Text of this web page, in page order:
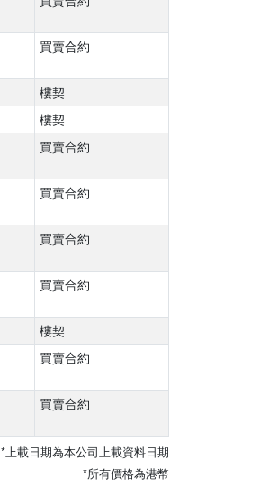
買賣合約
樓契
樓契
買賣合約
買賣合約
買賣合約
買賣合約
樓契
買賣合約
買賣合約
*上載日期為本公司上載資料日期
*所有價格為港幣